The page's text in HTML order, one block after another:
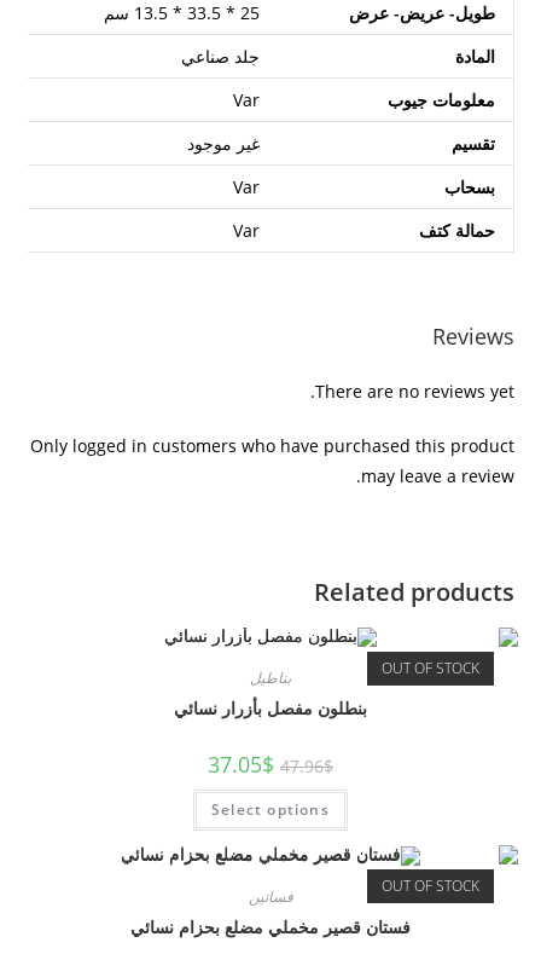
طويل- عريض- عرض
25 * 33.5 * 13.5 سم
المادة
جلد صناعي
معلومات جيوب
Var
تقسيم
غير موجود
بسحاب
Var
حمالة كتف
Var
Reviews
There are no reviews yet.
Only logged in customers who have purchased this product
may leave a review.
Related products
OUT OF STOCK بناطيل
بنطلون مفصل بأزرار نسائي
47.96$
37.05$
Select options
OUT OF STOCK فساتين
فستان قصير مخملي مضلع بحزام نسائي